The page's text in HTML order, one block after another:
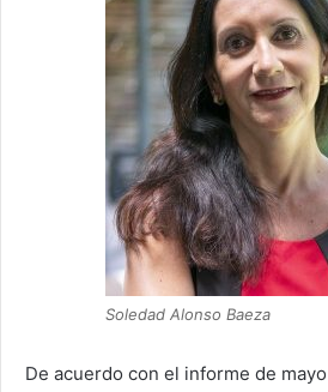
Soledad Alonso Baeza
De acuerdo con el informe de